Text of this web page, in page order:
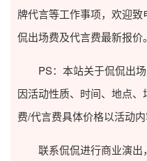
牌代言等工作事项，欢迎
侃出场费及代言费最新报价。
PS：本站关于侃侃出场
因活动性质、时间、地点
费/代言费具体价格以活动内
联系侃侃进行商业演出